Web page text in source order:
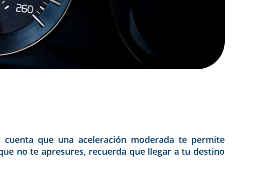
que una aceleración moderada te permite
no te apresures, recuerda que llegar a tu destino